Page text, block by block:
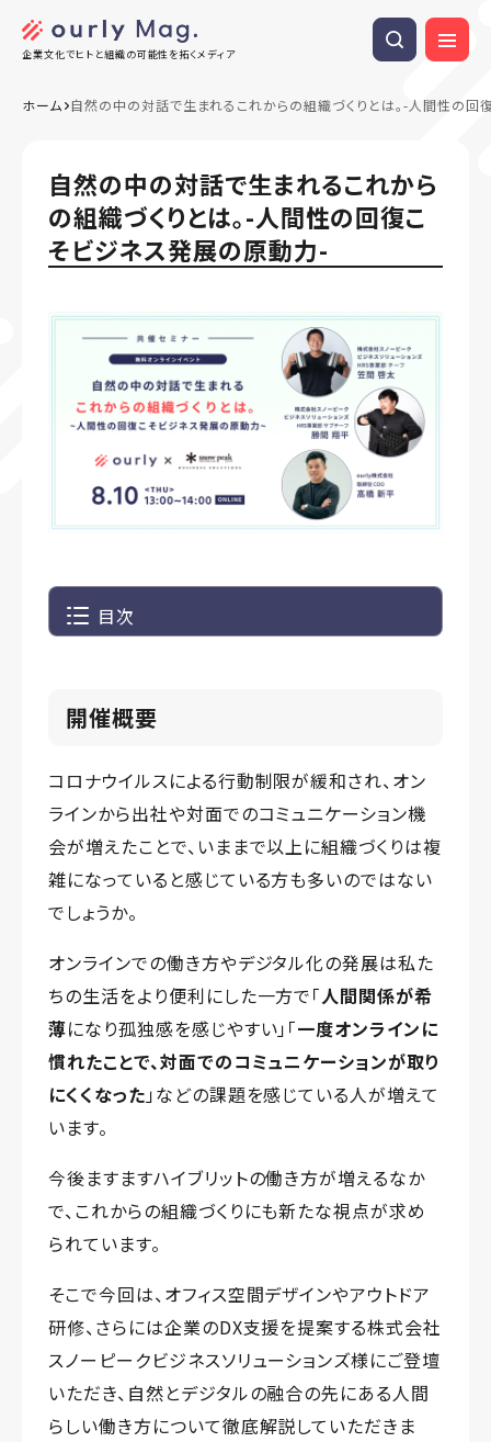
企業文化でヒトと組織の可能性を拓くメディア
ホーム 自然の中の対話で生まれるこれからの組織づくりとは。-人間性の回
自然の中の対話で生まれるこれから
の組織づくりとは。-人間性の回復こ
そビジネス発展の原動力-
目次
開催概要
コロナウイルスによる行動制限が緩和され、オン
ラインから出社や対面でのコミュニケーション機
会が増えたことで、いままで以上に組織づくりは複
雑になっていると感じている方も多いのではない
でしょうか。
オンラインでの働き方やデジタル化の発展は私た
ちの生活をより便利にした一方で「人間関係が希
薄になり孤独感を感じやすい」「一度オンラインに
慣れたことで、対面でのコミュニケーションが取り
にくくなった」などの課題を感じている人が増えて
います。
今後ますますハイブリットの働き方が増えるなか
で、これからの組織づくりにも新たな視点が求め
られています。
そこで今回は、オフィス空間デザインやアウトドア
研修、さらには企業のDX支援を提案する株式会社
スノーピークビジネスソリューションズ様にご登壇
いただき、自然とデジタルの融合の先にある人間
らしい働き方について徹底解説していただきま